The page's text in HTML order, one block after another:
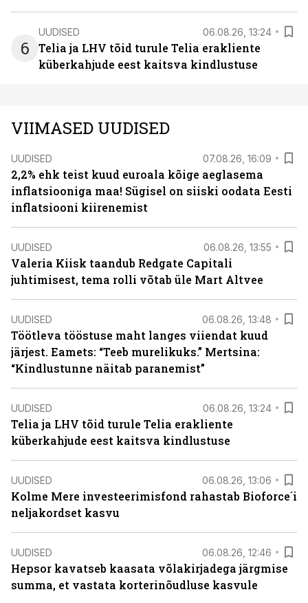
6
UUDISED 06.08.26, 13:24
Telia ja LHV tõid turule Telia erakliente
küberkahjude eest kaitsva kindlustuse
VIIMASED UUDISED
UUDISED 07.08.26, 16:09
2,2% ehk teist kuud euroala kõige aeglasema
inflatsiooniga maa! Sügisel on siiski oodata Eesti
inflatsiooni kiirenemist
UUDISED 06.08.26, 13:55
Valeria Kiisk taandub Redgate Capitali
juhtimisest, tema rolli võtab üle Mart Altvee
UUDISED 06.08.26, 13:48
Töötleva tööstuse maht langes viiendat kuud
järjest. Eamets: “Teeb murelikuks.” Mertsina:
“Kindlustunne näitab paranemist”
UUDISED 06.08.26, 13:24
Telia ja LHV tõid turule Telia erakliente
küberkahjude eest kaitsva kindlustuse
UUDISED 06.08.26, 13:06
Kolme Mere investeerimisfond rahastab Bioforce´i
neljakordset kasvu
UUDISED 06.08.26, 12:46
Hepsor kavatseb kaasata võlakirjadega järgmise
summa, et vastata korterinõudluse kasvule